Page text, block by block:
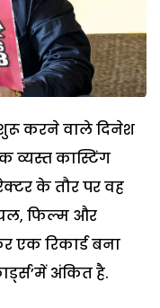
करने वाले दिनेश
व्यस्त कास्टिंग
के तौर पर वह
फिल्म और
एक रिकार्ड बना
अंकित है.